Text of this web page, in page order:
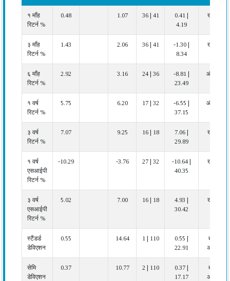
सूचक
औसत
रैंक
न्यूनतम |
अधिकतम
१ माँह
रिटर्न %
0.48 1.07 36 | 41
0.41 |
4.19
खराब
३ माँह
रिटर्न %
1.43 2.06 36 | 41
-1.30 |
8.34
खराब
६ माँह
रिटर्न %
2.92 3.16 24 | 36
-8.81 |
23.49
औसत
१ वर्ष
रिटर्न %
5.75 6.20 17 | 32
-6.55 |
37.15
औसत
३ वर्ष
रिटर्न %
7.07 9.25 16 | 18
7.06 |
29.89
खराब
१ वर्ष
एसआईपी
रिटर्न %
-10.29 -3.76 27 | 32
-10.64 |
40.35
खराब
३ वर्ष
एसआईपी
रिटर्न %
5.02 7.00 16 | 18
4.93 |
30.42
खराब
स्टैंडर्ड
डेविएशन
0.55 14.64 1 | 110
0.55 |
22.91
बहुत
अच्छा
सेमि
डेविएशन
0.37 10.77 2 | 110
0.37 |
17.17
बहुत
अच्छा